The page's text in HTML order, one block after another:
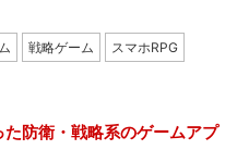
戦略ゲーム スマホRPG
防衛・戦略系のゲームアプ